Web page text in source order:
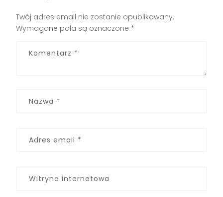
Twój adres email nie zostanie opublikowany.
Wymagane pola są oznaczone *